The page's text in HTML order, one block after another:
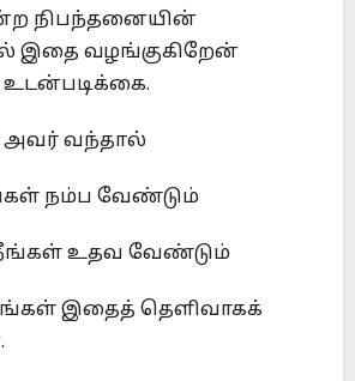
நிபந்தனையின்
இதை வழங்குகிறேன்
அவர் வந்தால்
நம்ப வேண்டும்
நீங்கள் உதவ வேண்டும்
இதைத் தெளிவாகக்